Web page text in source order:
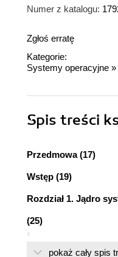
Numer z katalogu:
Zgłoś erratę
Kategorie:
Systemy operacyjne »
Spis treści
Przedmowa (17)
Wstęp (19)
Rozdział 1. Jądro
(25)
Wprowadzenie
pokaż cały spis